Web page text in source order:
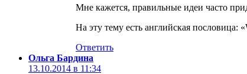
Мне кажется, правильные идеи часто
На эту тему есть английская пословица:
Ответить
Ольга Бардина
13.10.2014 в 11:34